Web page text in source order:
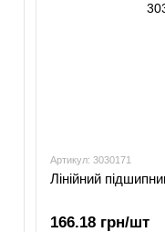
Артикул: 3030171
Лінійний
166.18 грн/шт